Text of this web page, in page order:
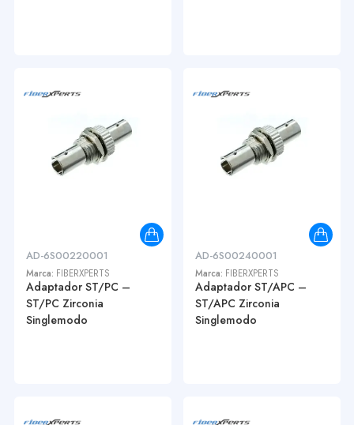
AD-6S00220001
Marca: FIBERXPERTS
Adaptador ST/PC –
ST/PC Zirconia
Singlemodo
AD-6S00240001
Marca: FIBERXPERTS
Adaptador ST/APC –
ST/APC Zirconia
Singlemodo